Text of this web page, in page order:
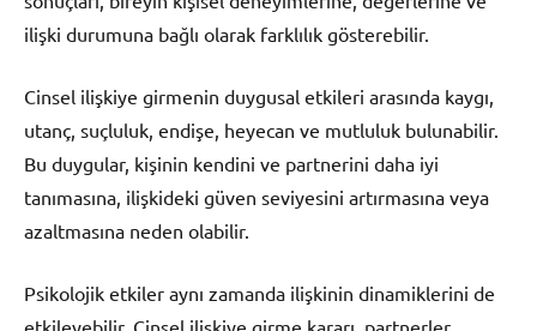
ilişki durumuna bağlı olarak farklılık gösterebilir.
Cinsel ilişkiye girmenin duygusal etkileri arasında kaygı,
utanç, suçluluk, endişe, heyecan ve mutluluk bulunabilir.
Bu duygular, kişinin kendini ve partnerini daha iyi
tanımasına, ilişkideki güven seviyesini artırmasına veya
azaltmasına neden olabilir.
Psikolojik etkiler aynı zamanda ilişkinin dinamiklerini de